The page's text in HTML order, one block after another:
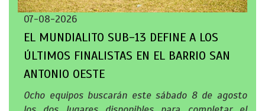
07-08-2026
EL MUNDIALITO SUB-13 DEFINE A LOS
ÚLTIMOS FINALISTAS EN EL BARRIO SAN
ANTONIO OESTE
Ocho equipos buscarán este sábado 8 de agosto